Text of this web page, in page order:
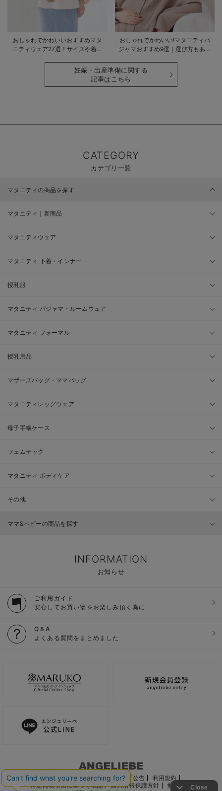
おしゃれでかわいいおすすめマタ
ニティウェア27選！サイズや着る
おしゃれでかわいい!マタニティパ
ジャマおすすめ9選｜選び方もあわ
妊娠・出産準備に関する
記事はこちら
CATEGORY
カテゴリ一覧
マタニティの商品を探す
マタニティ｜新商品
マタニティウェア
マタニティ 下着・インナー
授乳服
マタニティ パジャマ・ルームウェア
マタニティ フォーマル
授乳用品
マザーズバッグ・ママバッグ
マタニティレッグウェア
母子手帳ケース
フェムテック
マタニティ ボディケア
その他
ママ&ベビーの商品を探す
INFORMATION
お知らせ
ご利用ガイド
安心してお買い物をお楽しみ頂く為に
Q＆A
よくある質問をまとめました
ご利用ガイド 会社概要 電子公告
利用規約
特定商取引法に基づく表記
個人情報保護方針
推奨環境